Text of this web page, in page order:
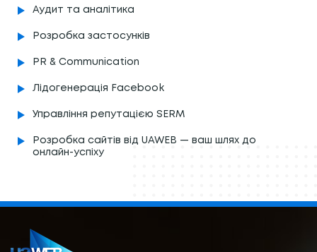
Аудит та аналітика
Розробка застосунків
PR & Communication
Лідогенерація Facebook
Управління репутацією SERM
Розробка сайтів від UAWEB — ваш шлях до
онлайн-успіху